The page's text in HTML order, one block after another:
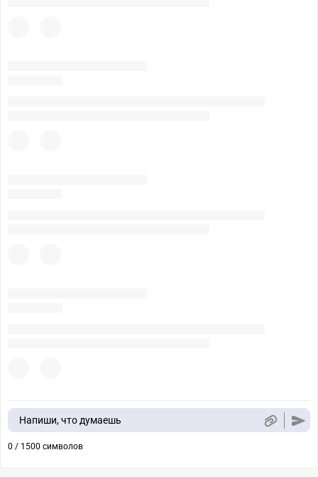
Напиши, что думаешь
0 / 1500 символов